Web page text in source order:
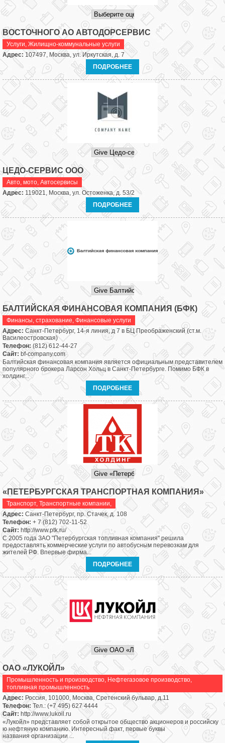
ВОСТОЧНОГО АО АВТОДОРСЕРВИС
Услуги, Жилищно-коммунальные услуги
Адрес: 107497, Москва, ул. Иркутская, д. 7
ПОДРОБНЕЕ
ЦЕДО-СЕРВИС ООО
Авто, мото, Автосервисы
Адрес: 119021, Москва, ул. Остоженка, д. 53/2
ПОДРОБНЕЕ
БАЛТИЙСКАЯ ФИНАНСОВАЯ КОМПАНИЯ (БФК)
Финансы, страхование, Финансовые услуги
Адрес: Санкт-Петербург, 14-я линия, д 7 в БЦ Преображенский (ст.м.
Василеостровская)
Телефон:(812) 612-44-27
Сайт: bf-company.com
Балтийская финансовая компания является официальным представителем
популярного брокера Ларсон Хольц в Санкт-Петербурге. Помимо БФК в
холдинг...
ПОДРОБНЕЕ
«ПЕТЕРБУРГСКАЯ ТРАНСПОРТНАЯ КОМПАНИЯ»
Транспорт, Транспортные компании,
Адрес: Санкт-Петербург, пр. Стачек, д. 108
Телефон: + 7 (812) 702-11-52
Сайт: http://www.ptk.ru/
С 2005 года ЗАО "Петербургская топливная компания" решила
предоставлять коммерческие услуги по автобусным перевозкам для
жителей РФ. Впервые фирма...
ПОДРОБНЕЕ
ОАО «ЛУКОЙЛ»
Промышленность и производство, Нефтегазовое производство,
топливная промышленность
Адрес: Россия, 101000, Москва, Сретенский бульвар, д.11
Телефон: Тел.: (+7 495) 627 4444
Сайт: http://www.lukoil.ru
«Лукойл» представляет собой открытое общество акционеров и российску
ю нефтяную компанию. Интересный факт, первые буквы
названия организации ...